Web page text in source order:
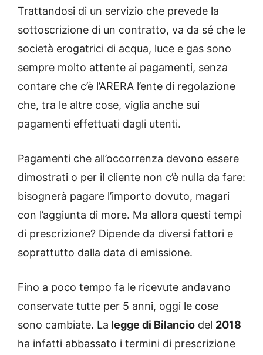
Trattandosi di un servizio che prevede la
sottoscrizione di un contratto, va da sé che le
società erogatrici di acqua, luce e gas sono
sempre molto attente ai pagamenti, senza
contare che c’è l’ARERA l’ente di regolazione
che, tra le altre cose, viglia anche sui
pagamenti effettuati dagli utenti.
Pagamenti che all’occorrenza devono essere
dimostrati o per il cliente non c’è nulla da fare:
bisognerà pagare l’importo dovuto, magari
con l’aggiunta di more. Ma allora questi tempi
di prescrizione? Dipende da diversi fattori e
soprattutto dalla data di emissione.
Fino a poco tempo fa le ricevute andavano
conservate tutte per 5 anni, oggi le cose
sono cambiate. La legge di Bilancio del 2018
ha infatti abbassato i termini di prescrizione